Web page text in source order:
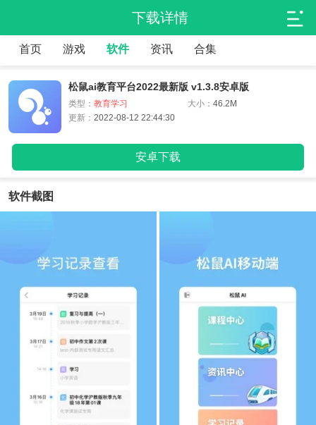
下载详情
首页 游戏 软件 资讯 合集
松鼠ai教育平台2022最新版 v1.3.8安卓版
类型： 教育学习 大小：46.2M
更新： 2022-08-12 22:44:30
安卓下载
软件截图